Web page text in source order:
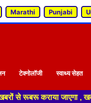
Marathi Punjabi
टेक्नोलॉजी स्वाथ्य सेहत
, खबर ओर विज्ञापन